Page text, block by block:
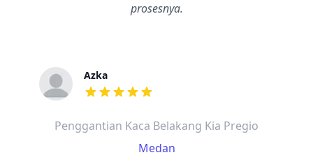
prosesnya.
Azka
dari ulasan adalah bintang lima
Penggantian Kaca Belakang Kia Pregio
Medan